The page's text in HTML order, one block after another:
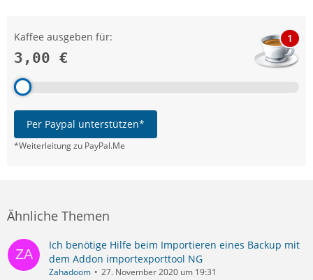
Kaffee ausgeben für:
3,00 €
1
Per Paypal unterstützen*
*Weiterleitung zu PayPal.Me
Ähnliche Themen
Ich benötige Hilfe beim Importieren eines Backup mit
dem Addon importexporttool NG
Zahadoom
27. November 2020 um 19:31